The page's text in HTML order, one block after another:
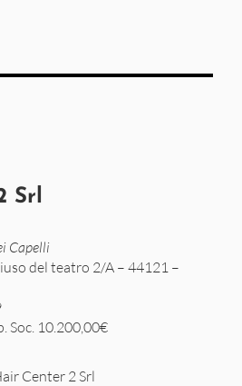
Srl
Capelli
del teatro 2/A – 44121 –
Soc. 10.200,00€
Center 2 Srl